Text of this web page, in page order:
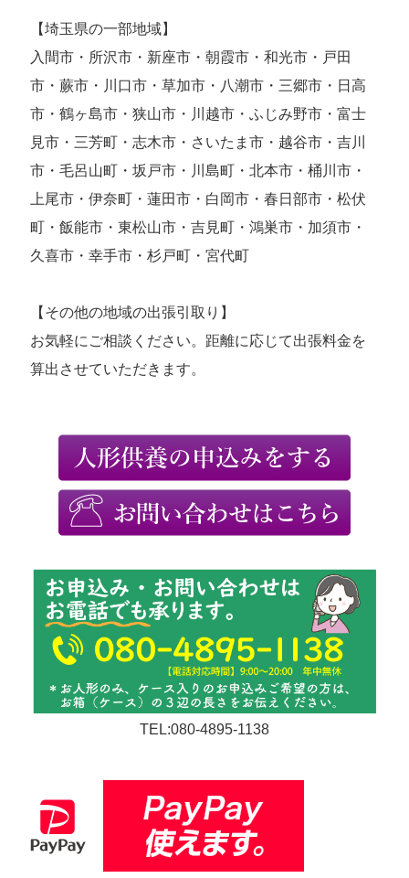
【埼玉県の一部地域】
入間市・所沢市・新座市・朝霞市・和光市・戸田
市・蕨市・川口市・草加市・八潮市・三郷市・日高
市・鶴ヶ島市・狭山市・川越市・ふじみ野市・富士
見市・三芳町・志木市・さいたま市・越谷市・吉川
市・毛呂山町・坂戸市・川島町・北本市・桶川市・
上尾市・伊奈町・蓮田市・白岡市・春日部市・松伏
町・飯能市・東松山市・吉見町・鴻巣市・加須市・
久喜市・幸手市・杉戸町・宮代町
【その他の地域の出張引取り】
お気軽にご相談ください。距離に応じて出張料金を
算出させていただきます。
TEL:080-4895-1138